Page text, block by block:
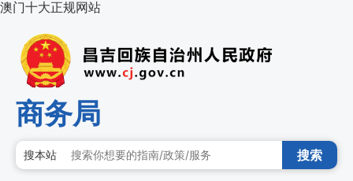
澳门十大正规网站
商务局
搜本站 搜索